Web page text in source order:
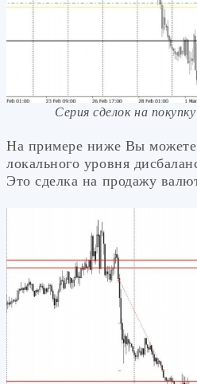
Серия сделок на
На примере ниже Вы можете
локального уровня
Это сделка на продажу